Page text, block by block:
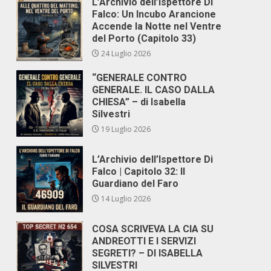
Falco: Un Incubo Arancione
Accende la Notte nel Ventre
del Porto (Capitolo 33)
24 Luglio 2026
“GENERALE CONTRO
GENERALE. IL CASO DALLA
CHIESA” – di Isabella
Silvestri
19 Luglio 2026
L’Archivio dell’Ispettore Di
Falco | Capitolo 32: Il
Guardiano del Faro
14 Luglio 2026
COSA SCRIVEVA LA CIA SU
ANDREOTTI E I SERVIZI
SEGRETI? – DI ISABELLA
SILVESTRI